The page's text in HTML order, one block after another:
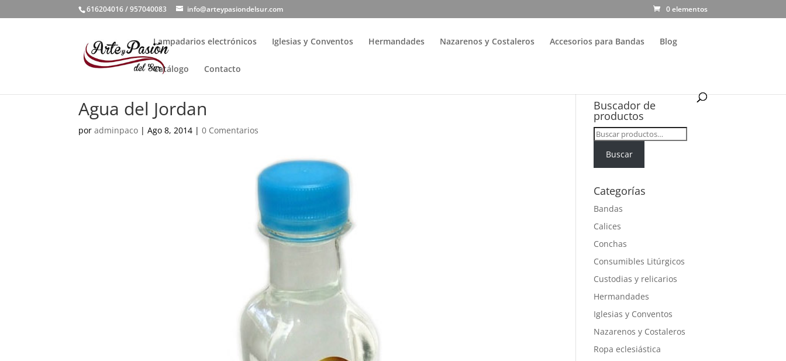
616204016 / 957040083 info@arteypasiondelsur.com 0 elementos
Lampadarios electrónicos Iglesias y Conventos Hermandades Nazarenos y Costaleros Accesorios para Bandas Blog
Catálogo Contacto
Agua del Jordan
poradminpaco |Ago 8, 2014 |0 Comentarios
Buscador de
productos
Buscar
Buscar
Categorías
Bandas
Calices
Conchas
Consumibles Litúrgicos
Custodias y relicarios
Hermandades
Iglesias y Conventos
Nazarenos y Costaleros
Ropa eclesiástica